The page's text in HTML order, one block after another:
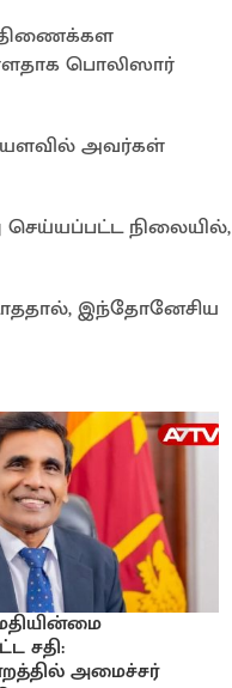
திணைக்கள
பொலிஸார்
அவர்கள்
செய்யப்பட்ட நிலையில்,
இந்தோனேசிய
சதி:
அமைச்சர்